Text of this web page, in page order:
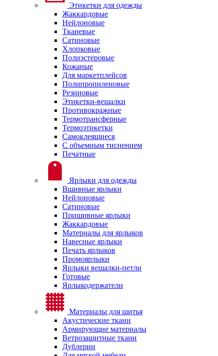
Этикетки для одежды
Жаккардовые
Нейлоновые
Тканевые
Сатиновые
Хлопковые
Полиэстеровые
Кожаные
Для маркетплейсов
Полипропиленовые
Резиновые
Этикетки-вешалки
Противокражные
Термотрансферные
Термоэтикетки
Самоклеящиеся
С объемным тиснением
Печатные
Ярлыки для одежды
Вшивные ярлыки
Нейлоновые
Сатиновые
Пришивные ярлыки
Жаккардовые
Материалы для ярлыков
Навесные ярлыки
Печать ярлыков
Промоярлыки
Ярлыки вешалки-петли
Готовые
Ярлыкодержатели
Материалы для шитья
Акустические ткани
Армирующие материалы
Ветрозащитные ткани
Дублерин